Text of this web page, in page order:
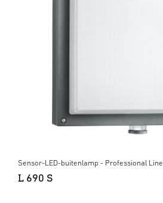
Sensor-LED-buitenlamp - Professional Line
L 690 S